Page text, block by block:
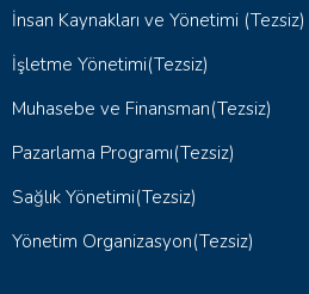
İnsan Kaynakları ve Yönetimi (Tezsiz)
İşletme Yönetimi(Tezsiz)
Muhasebe ve Finansman(Tezsiz)
Pazarlama Programı(Tezsiz)
Sağlık Yönetimi(Tezsiz)
Yönetim Organizasyon(Tezsiz)